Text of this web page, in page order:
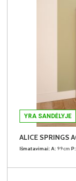
YRA SANDĖLYJE
ALICE
Išmatavimai: A: 99cm P: